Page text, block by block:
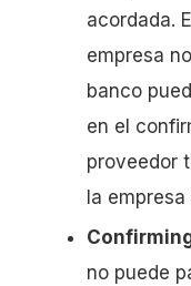
acordada.
empresa
banco
en el
proveedor
la
no puede